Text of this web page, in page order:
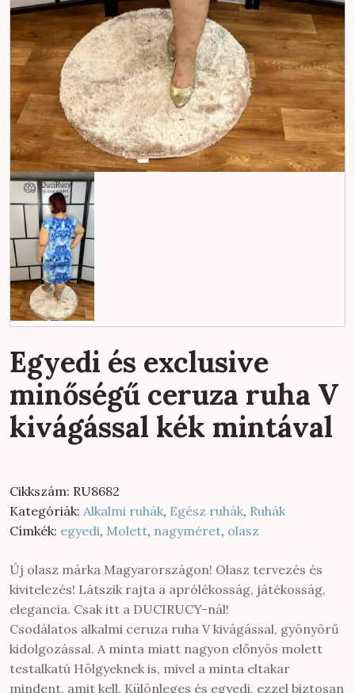
Egyedi és exclusive
minőségű ceruza ruha V
kivágással kék mintával
Cikkszám: RU8682
Kategóriák: Alkalmi ruhák, Egész ruhák, Ruhák
Címkék: egyedi, Molett, nagyméret, olasz
Új olasz márka Magyarországon! Olasz tervezés és
kivitelezés! Látszik rajta a aprólékosság, játékosság,
elegancia. Csak itt a DUCIRUCY-nál!
Csodálatos alkalmi ceruza ruha V kivágással, gyönyörű
kidolgozással. A minta miatt nagyon előnyös molett
testalkatú Hölgyeknek is, mivel a minta eltakar
mindent, amit kell. Különleges és egyedi, ezzel biztosan